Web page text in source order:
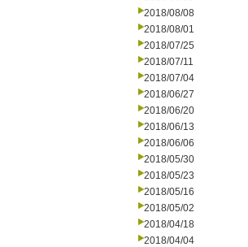
2018/08/08
2018/08/01
2018/07/25
2018/07/11
2018/07/04
2018/06/27
2018/06/20
2018/06/13
2018/06/06
2018/05/30
2018/05/23
2018/05/16
2018/05/02
2018/04/18
2018/04/04